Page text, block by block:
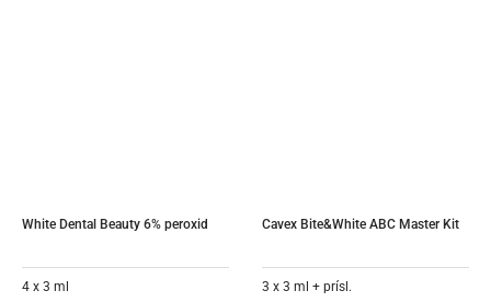
White Dental Beauty 6% peroxid
4 x 3 ml
Cavex Bite&White ABC Master Kit
3 x 3 ml + prísl.